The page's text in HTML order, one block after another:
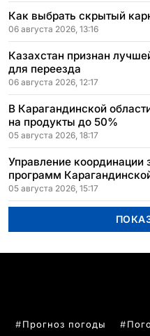
Как выбрать скрытый
06 августа 2026, 13:16
Казахстан признан
для переезда
06 августа 2026, 12:17
В Карагандинской
на продукты до 50%
05 августа 2026, 18:17
Управление координации
программ
расположения
05 августа 2026, 15:17
Прогноз погоды